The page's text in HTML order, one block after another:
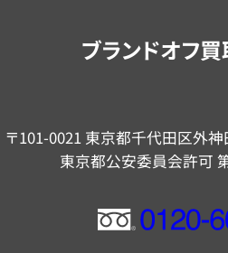
ブランドオフ
〒101-0021 東京都千代田区外
東京都公安委員会許可
フ